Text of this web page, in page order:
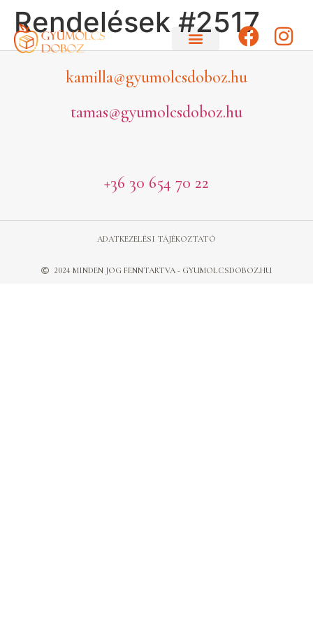
Rendelések #2517
kamilla@gyumolcsdoboz.hu
tamas@gyumolcsdoboz.hu
+36 30 654 70 22
2024 MINDEN JOG FENNTARTVA - GYUMOLCSDOBOZ.HU
ADATKEZELÉSI TÁJÉKOZTATÓ